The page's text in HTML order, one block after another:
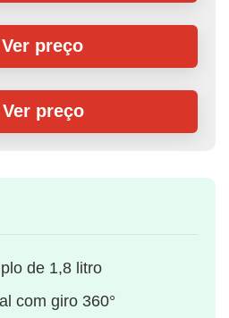
Ver preço
Ver preço
de 1,8 litro
com giro 360°